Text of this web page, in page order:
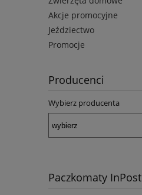
Akcje promocyjne
Jeździectwo
Promocje
Producenci
Wybierz producenta
Paczkomaty InPost